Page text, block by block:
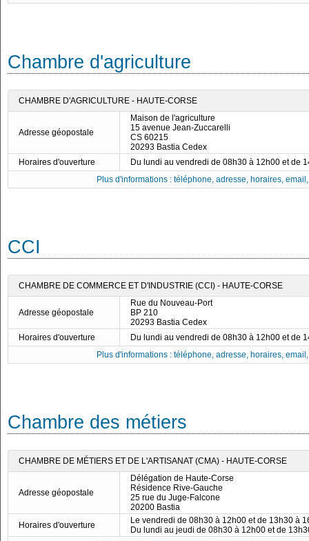
Chambre d'agriculture
CHAMBRE D'AGRICULTURE - HAUTE-CORSE
Adresse géopostale
Maison de l'agriculture
15 avenue Jean-Zuccarelli
CS 60215
20293 Bastia Cedex
Horaires d'ouverture
Du lundi au vendredi de 08h30 à 12h00 et de
Plus d'informations : téléphone, adresse, horaires,
CCI
CHAMBRE DE COMMERCE ET D'INDUSTRIE (CCI) - HAUTE-CORSE
Adresse géopostale
Rue du Nouveau-Port
BP 210
20293 Bastia Cedex
Horaires d'ouverture
Du lundi au vendredi de 08h30 à 12h00 et de
Plus d'informations : téléphone, adresse, horaires,
Chambre des métiers
CHAMBRE DE MÉTIERS ET DE L'ARTISANAT (CMA) - HAUTE-CORSE
Adresse géopostale
Délégation de Haute-Corse
Résidence Rive-Gauche
25 rue du Juge-Falcone
20200 Bastia
Horaires d'ouverture
Le vendredi de 08h30 à 12h00 et de 13h30 à
Du lundi au jeudi de 08h30 à 12h00 et de